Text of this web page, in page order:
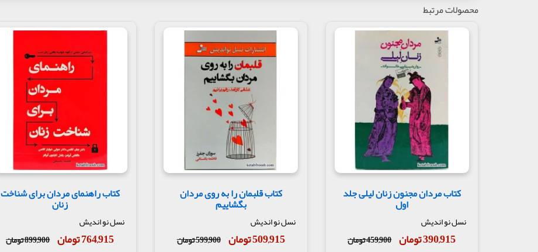
محصولات مرتبط
کتاب مردان مجنون زنان لیلی جلد
اول
نسل نو اندیش
390,915 تومان 459,900 تومان
کتاب قلبمان را به روی مردان
بگشاییم
نسل نو اندیش
509,915 تومان 599,900 تومان
کتاب راهنمای مردان برای شناخت
زنان
نسل نو اندیش
764,915 تومان 899,900 تومان